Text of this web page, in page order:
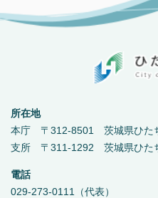
所在地
本庁 〒312-8501 茨城県ひた
支所 〒311-1292 茨城県ひた
電話
029-273-0111（代表）